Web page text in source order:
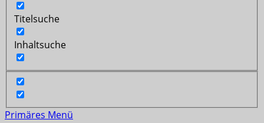
Titelsuche
Inhaltsuche
Primäres Menü